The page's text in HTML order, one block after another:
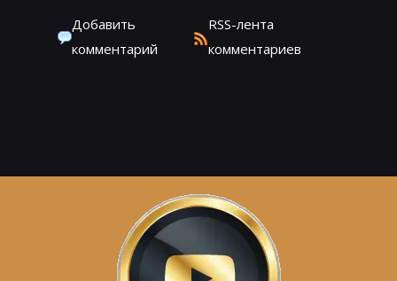
Добавить
комментарий
RSS-лента
комментариев